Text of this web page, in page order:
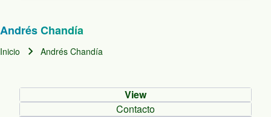
Andrés Chandía
Inicio Andrés Chandía
Primary tabs
View
Contacto